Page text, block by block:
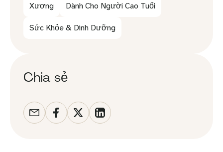
Xương Dành Cho Người Cao Tuổi
Sức Khỏe & Dinh Dưỡng
Chia sẻ